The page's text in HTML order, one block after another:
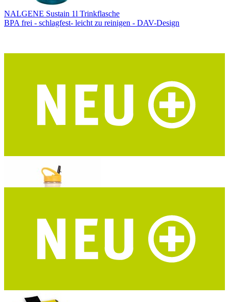
NALGENE Sustain 1l Trinkflasche
BPA frei - schlagfest- leicht zu reinigen - DAV-Design
ROADTYPING Kinder Trinkflasche Adventure Kid